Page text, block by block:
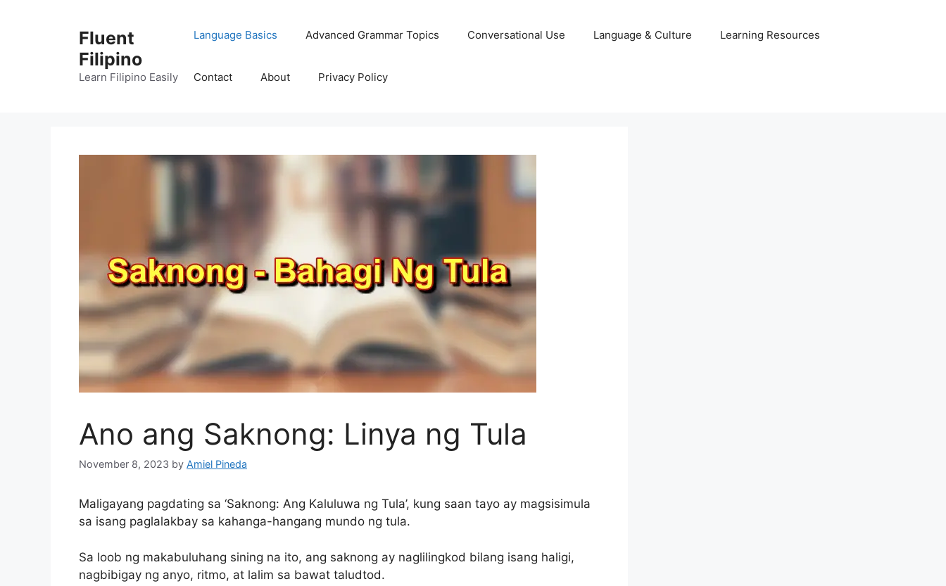
Fluent
Filipino
Learn Filipino Easily
Language Basics Advanced Grammar Topics Conversational Use Language & Culture Learning Resources
Contact About Privacy Policy
Ano ang Saknong: Linya ng Tula
November 8, 2023 by Amiel Pineda
Maligayang pagdating sa ‘Saknong: Ang Kaluluwa ng Tula’, kung saan tayo ay magsisimula
sa isang paglalakbay sa kahanga-hangang mundo ng tula.
Sa loob ng makabuluhang sining na ito, ang saknong ay naglilingkod bilang isang haligi,
nagbibigay ng anyo, ritmo, at lalim sa bawat taludtod.